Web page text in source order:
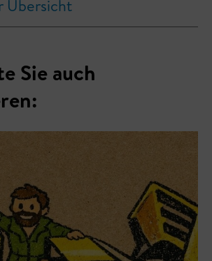
Übersicht
Sie auch